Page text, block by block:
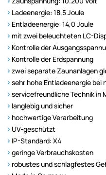
Ladeenergie: 18,5 Joule
Entladeenergie: 14,0 Joule
mit zwei beleuchteten LC-
Kontrolle der
Kontrolle der Erdspannung
zwei separate Zaunanlagen
sehr hohe Entladeenergie bei
servicefreundliche Technik in
langlebig und sicher
hochwertige Verarbeitung
UV-geschützt
IP-Standard: X4
geringe Verbrauchskosten
robustes und schlagfestes